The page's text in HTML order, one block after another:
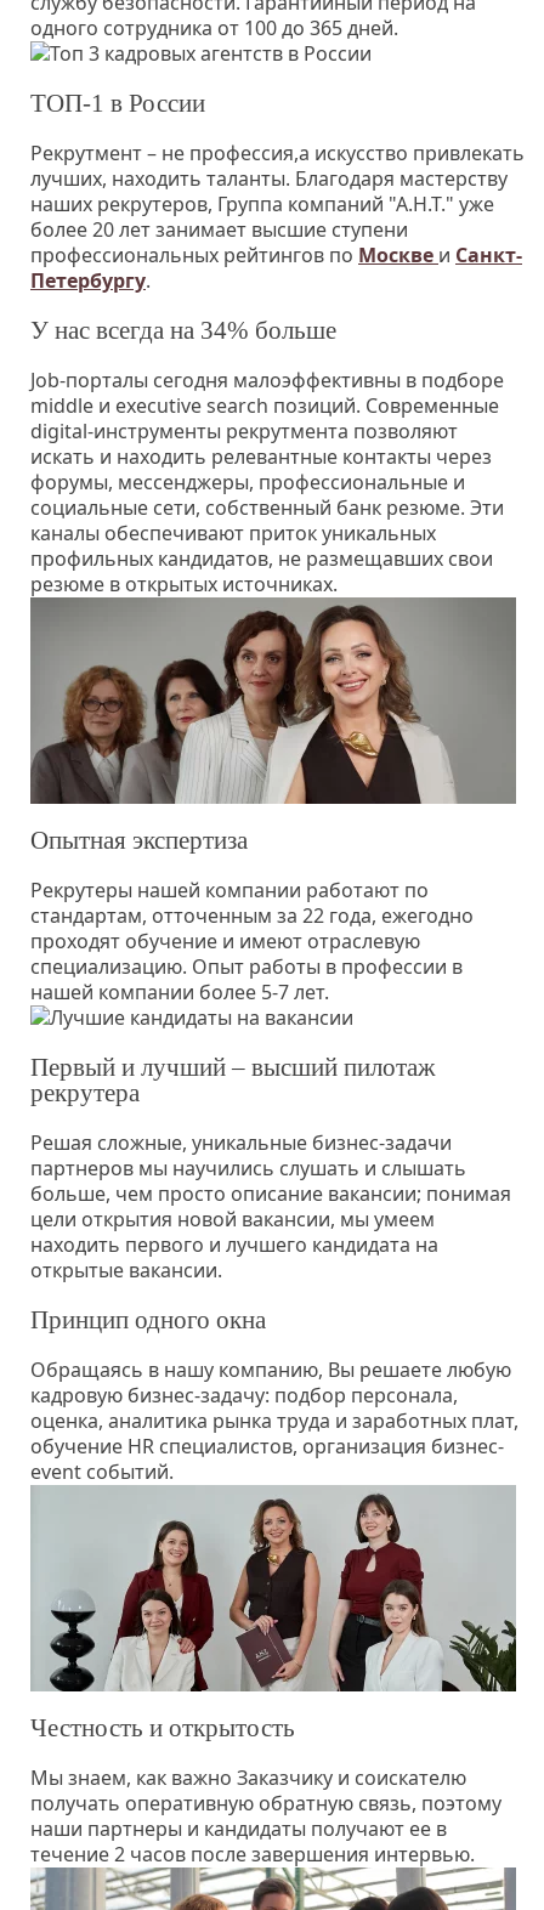
одного сотрудника от 100 до 365 дней.
ТОП-1 в России
Рекрутмент – не профессия,а искусство привлекать
лучших, находить таланты. Благодаря мастерству
наших рекрутеров, Группа компаний "А.Н.Т." уже
более 20 лет занимает высшие ступени
профессиональных рейтингов по Москве и Санкт-
Петербургу.
У нас всегда на 34% больше
Job-порталы сегодня малоэффективны в подборе
middle и executive search позиций. Современные
digital-инструменты рекрутмента позволяют
искать и находить релевантные контакты через
форумы, мессенджеры, профессиональные и
социальные сети, собственный банк резюме. Эти
каналы обеспечивают приток уникальных
профильных кандидатов, не размещавших свои
резюме в открытых источниках.
Опытная экспертиза
Рекрутеры нашей компании работают по
стандартам, отточенным за 22 года, ежегодно
проходят обучение и имеют отраслевую
специализацию. Опыт работы в профессии в
нашей компании более 5-7 лет.
Первый и лучший – высший пилотаж
рекрутера
Решая сложные, уникальные бизнес-задачи
партнеров мы научились слушать и слышать
больше, чем просто описание вакансии; понимая
цели открытия новой вакансии, мы умеем
находить первого и лучшего кандидата на
открытые вакансии.
Принцип одного окна
Обращаясь в нашу компанию, Вы решаете любую
кадровую бизнес-задачу: подбор персонала,
оценка, аналитика рынка труда и заработных плат,
обучение HR специалистов, организация бизнес-
event событий.
Честность и открытость
Мы знаем, как важно Заказчику и соискателю
получать оперативную обратную связь, поэтому
наши партнеры и кандидаты получают ее в
течение 2 часов после завершения интервью.